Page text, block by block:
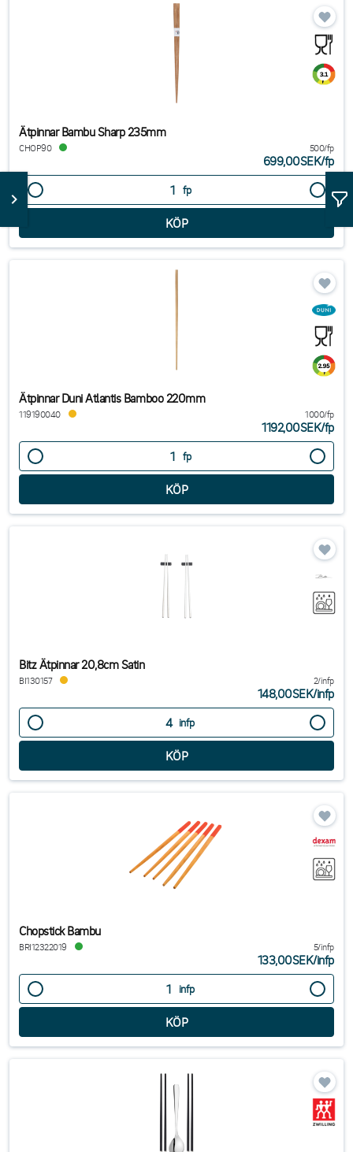
Ätpinnar Bambu Sharp 235mm
CHOP90 500/fp
699,00SEK/fp
fp
Ätpinnar Duni Atlantis Bamboo 220mm
119190040 1000/fp
1192,00SEK/fp
fp
Bitz Ätpinnar 20,8cm Satin
BI130157 2/infp
148,00SEK/infp
infp
Chopstick Bambu
BRI12322019 5/infp
133,00SEK/infp
infp